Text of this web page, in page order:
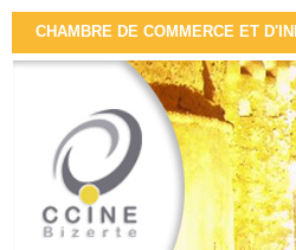
CHAMBRE DE COMMERCE ET